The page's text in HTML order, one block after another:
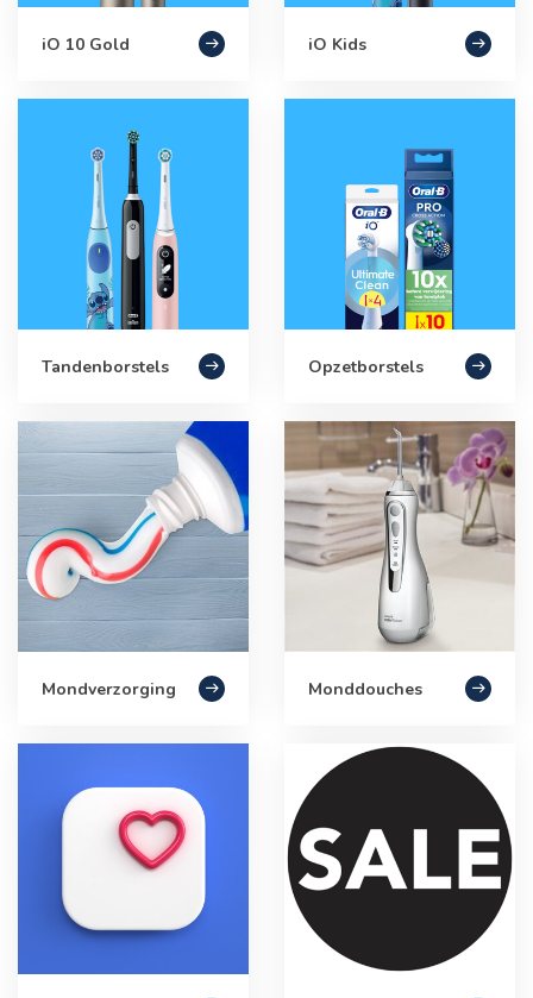
iO 10 Gold iO Kids
Tandenborstels Opzetborstels
Mondverzorging Monddouches